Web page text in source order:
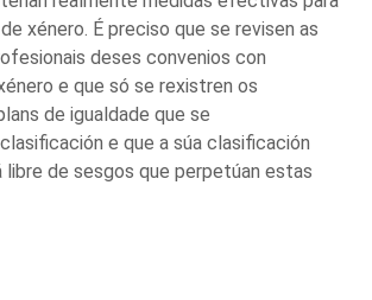
xénero. É preciso que se revisen as
deses convenios con
e que só se rexistren os
de igualdade que se
e que a súa clasificación
de sesgos que perpetúan estas